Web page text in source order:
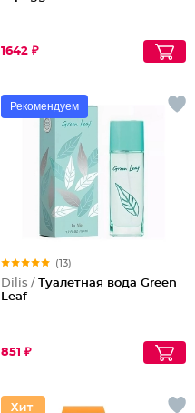
1642 ₽
Рекомендуем
(13)
Dilis / Туалетная вода Green
Leaf
851 ₽